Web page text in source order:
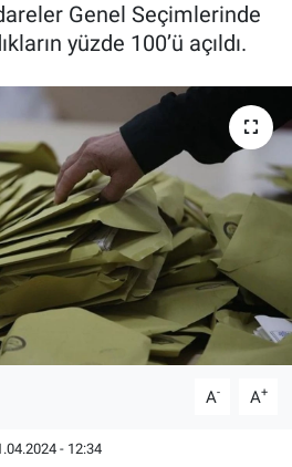
Genel Seçimlerinde
yüzde 100’ü açıldı.
A- A+
- 12:34